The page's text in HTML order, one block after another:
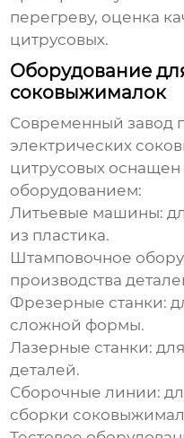
перегреву, оценка
цитрусовых.
Оборудование
соковыжималок
Современныйзавод
электрических
цитрусовых оснащен
оборудованием:
Литьевые машины:
из пластика.
Штамповочное
производства
Фрезерные станки:
сложной формы.
Лазерные станки:
деталей.
Сборочные линии:
сборки